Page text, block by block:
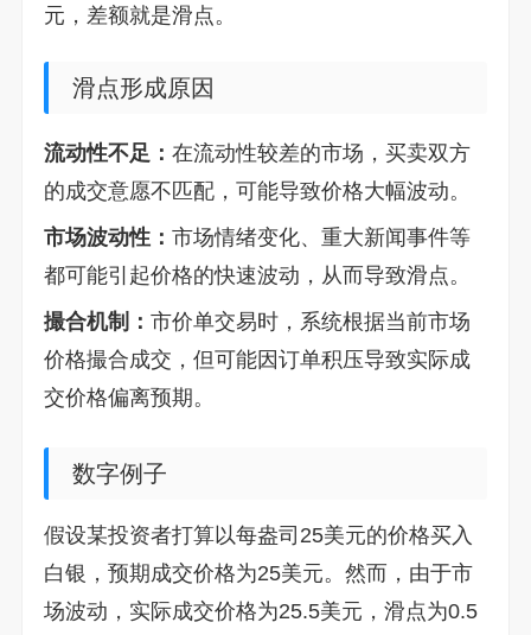
元，差额就是滑点。
滑点形成原因
流动性不足： 在流动性较差的市场，买卖双方
的成交意愿不匹配，可能导致价格大幅波动。
市场波动性： 市场情绪变化、重大新闻事件等
都可能引起价格的快速波动，从而导致滑点。
撮合机制： 市价单交易时，系统根据当前市场
价格撮合成交，但可能因订单积压导致实际成
交价格偏离预期。
数字例子
假设某投资者打算以每盎司25美元的价格买入
白银，预期成交价格为25美元。然而，由于市
场波动，实际成交价格为25.5美元，滑点为0.5